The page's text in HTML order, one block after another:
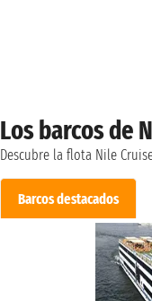
Los barcos de
Descubre la flota Nile
Barcos destacados